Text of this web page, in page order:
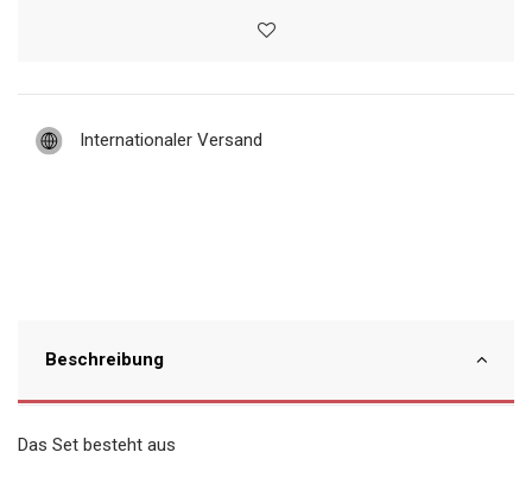
Internationaler Versand
Beschreibung
Das Set besteht aus